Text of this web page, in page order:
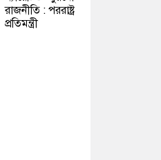
রাজনীতি : পররাষ্ট্র
প্রতিমন্ত্রী